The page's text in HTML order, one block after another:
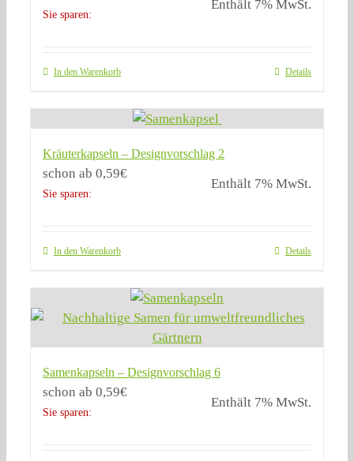
Sie sparen:
Enthält 7% MwSt.
In den Warenkorb Details
Kräuterkapseln – Designvorschlag 2
schon ab 0,59€
Sie sparen:
Enthält 7% MwSt.
In den Warenkorb Details
Samenkapseln – Designvorschlag 6
schon ab 0,59€
Sie sparen:
Enthält 7% MwSt.